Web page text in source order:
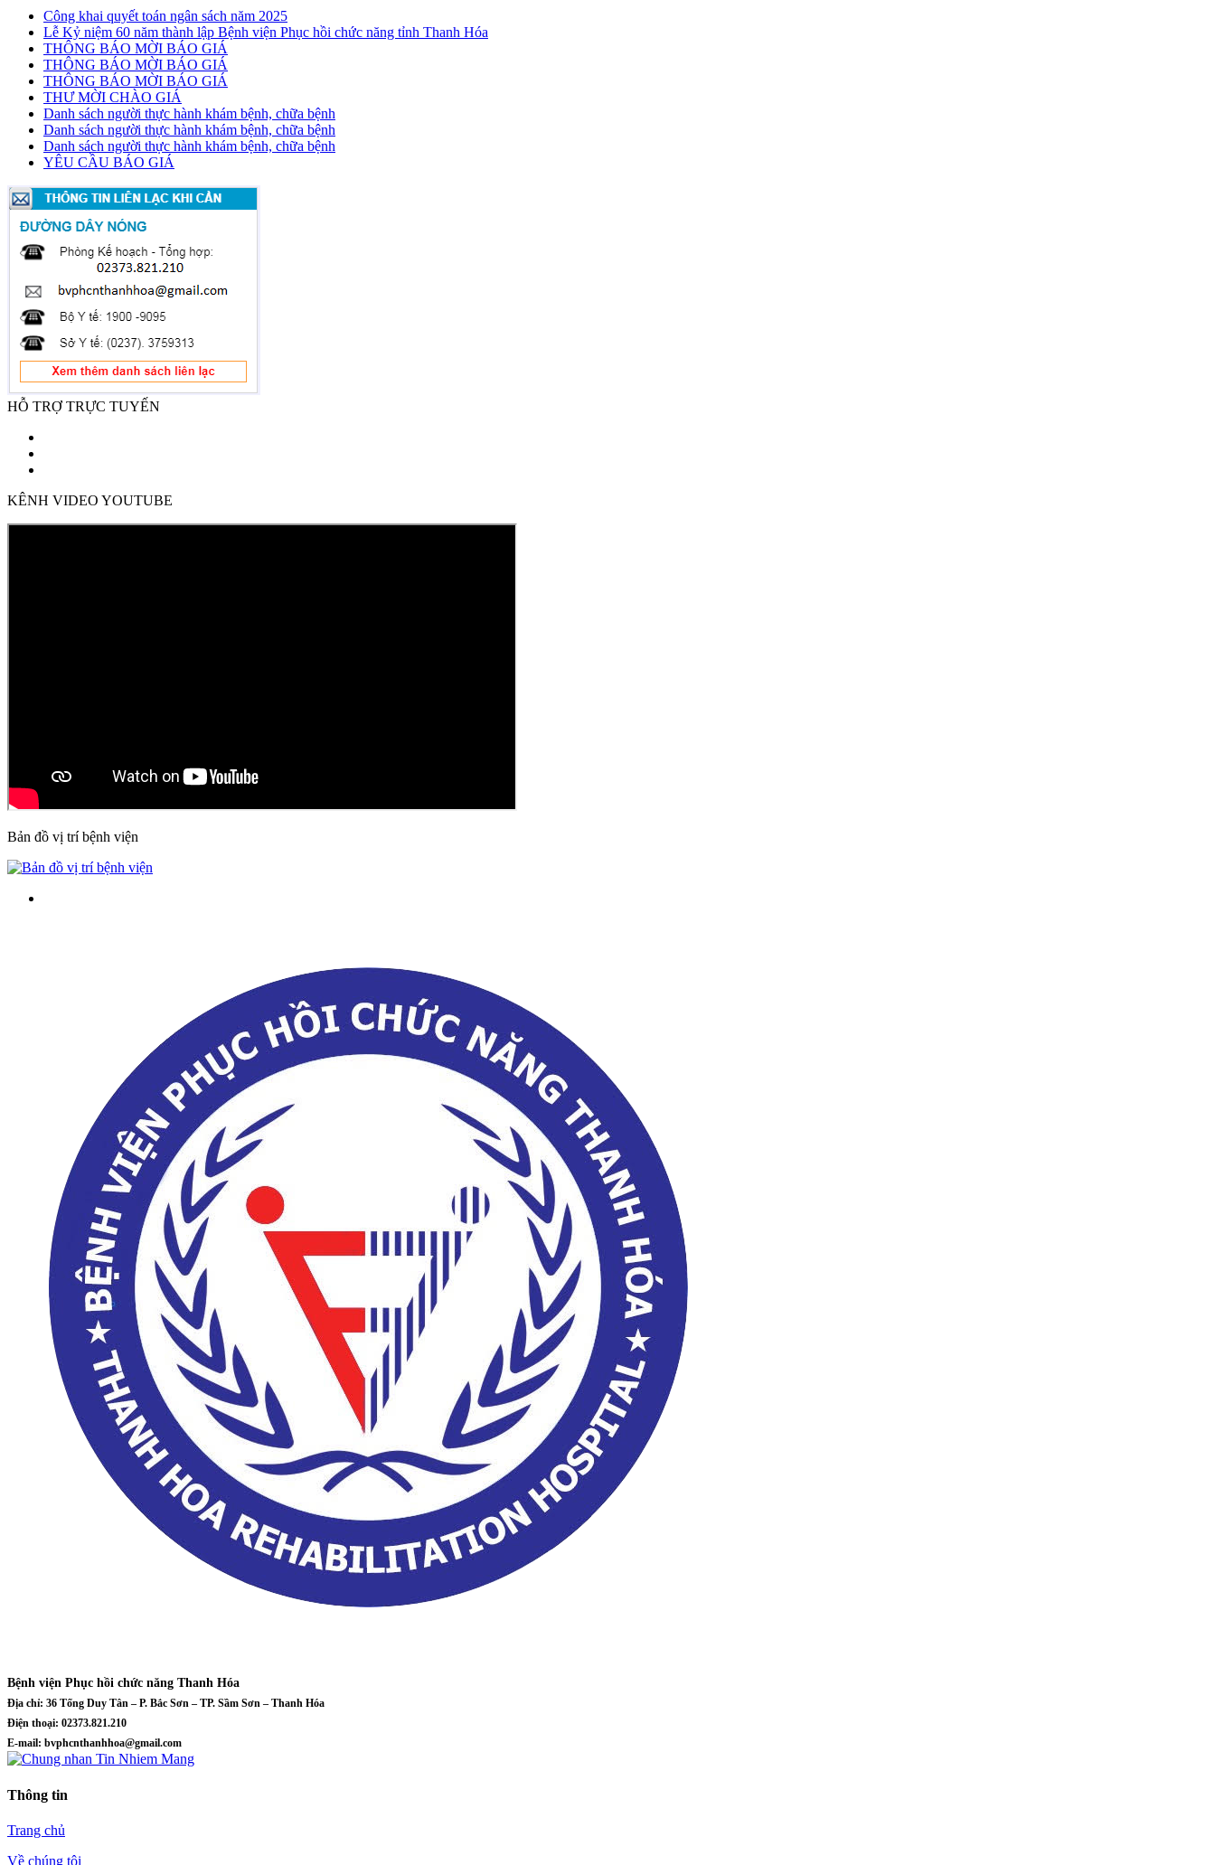
Công khai quyết toán ngân sách năm 2025
Lễ Kỷ niệm 60 năm thành lập Bệnh viện Phục hồi chức năng tỉnh Thanh Hóa
THÔNG BÁO MỜI BÁO GIÁ
THÔNG BÁO MỜI BÁO GIÁ
THÔNG BÁO MỜI BÁO GIÁ
THƯ MỜI CHÀO GIÁ
Danh sách người thực hành khám bệnh, chữa bệnh
Danh sách người thực hành khám bệnh, chữa bệnh
Danh sách người thực hành khám bệnh, chữa bệnh
YÊU CẦU BÁO GIÁ
HỖ TRỢ TRỰC TUYẾN
KÊNH VIDEO YOUTUBE
Bản đồ vị trí bệnh viện
Bệnh viện Phục hồi chức năng Thanh Hóa
Địa chỉ: 36 Tống Duy Tân – P. Bắc Sơn – TP. Sầm Sơn – Thanh Hóa
Điện thoại: 02373.821.210
E-mail: bvphcnthanhhoa@gmail.com
Thông tin
Trang chủ
Về chúng tôi